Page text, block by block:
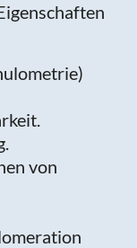
von